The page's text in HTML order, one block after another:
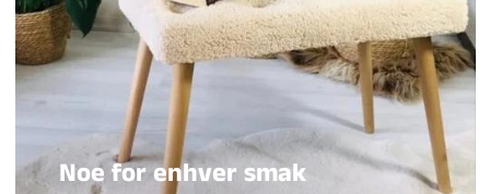
Noe for enhver smak